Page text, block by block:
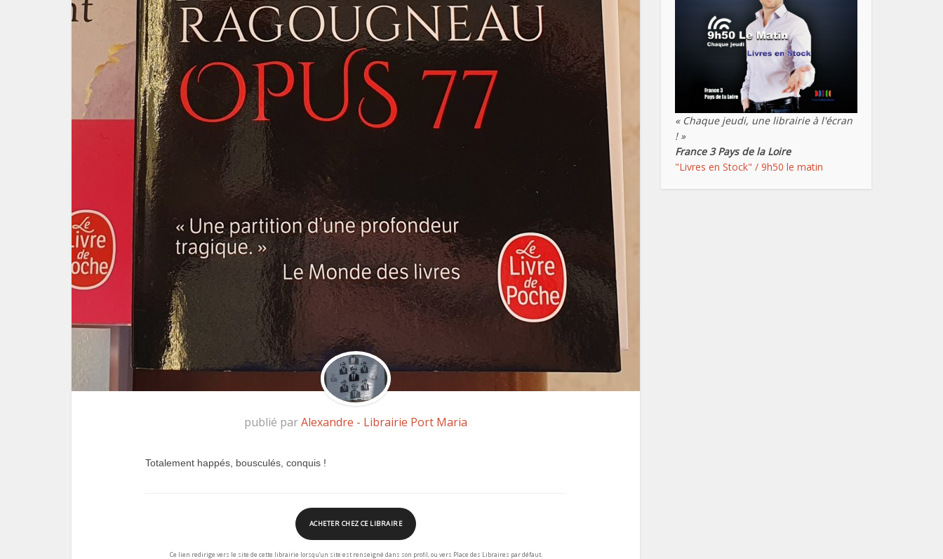
publié parAlexandre - Librairie Port Maria
Totalement happés, bousculés, conquis !
ACHETER CHEZ CE LIBRAIRE
Ce lien redirige vers le site de cette librairie lorsqu’un site est renseigné dans son profil, ou vers Place des Libraires par défaut.
« Chaque jeudi, une librairie à l'écran
! »
France 3 Pays de la Loire
"Livres en Stock" / 9h50 le matin